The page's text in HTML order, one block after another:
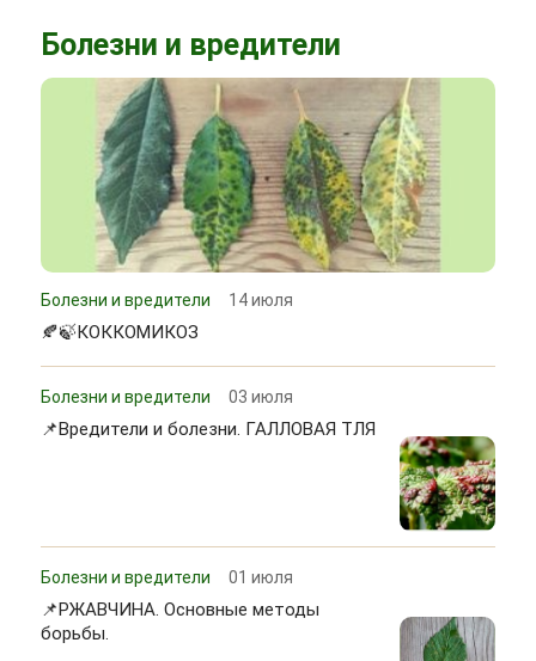
Болезни и вредители
Болезни и вредители 14 июля
🍂🍃КОККОМИКОЗ
Болезни и вредители 03 июля
📌Вредители и болезни. ГАЛЛОВАЯ ТЛЯ
Болезни и вредители 01 июля
📌РЖАВЧИНА. Основные методы
борьбы.